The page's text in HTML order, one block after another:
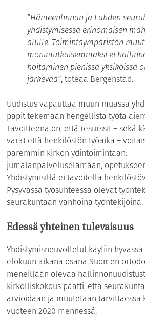
”Hämeenlinnan ja Lahden
yhdistymisessä erinomaisen
alulle. Toimintaympäristön
monimutkaisemmaksi ei
hoitaminen pienissä yksiköissä
järkevää”, toteaa Bergenstad.
Uudistus vapauttaa muun muassa
papit tekemään hengellistä työtä
Tavoitteena on, että resurssit – sekä
varat että henkilöstön työaika –
paremmin kirkon ydintoimintaan:
jumalanpalveluselämään,
Yhdistymisillä ei tavoitella
Pysyvässä työsuhteessa olevat
seurakuntaan vanhoina työntekijöinä.
Edessä yhteinen tulevaisuus
Yhdistymisneuvottelut käytiin
elokuun aikana osana Suomen
meneillään olevaa
kirkolliskokous päätti, että
arvioidaan ja muutetaan tarvittaessa
vuoteen 2020 mennessä.